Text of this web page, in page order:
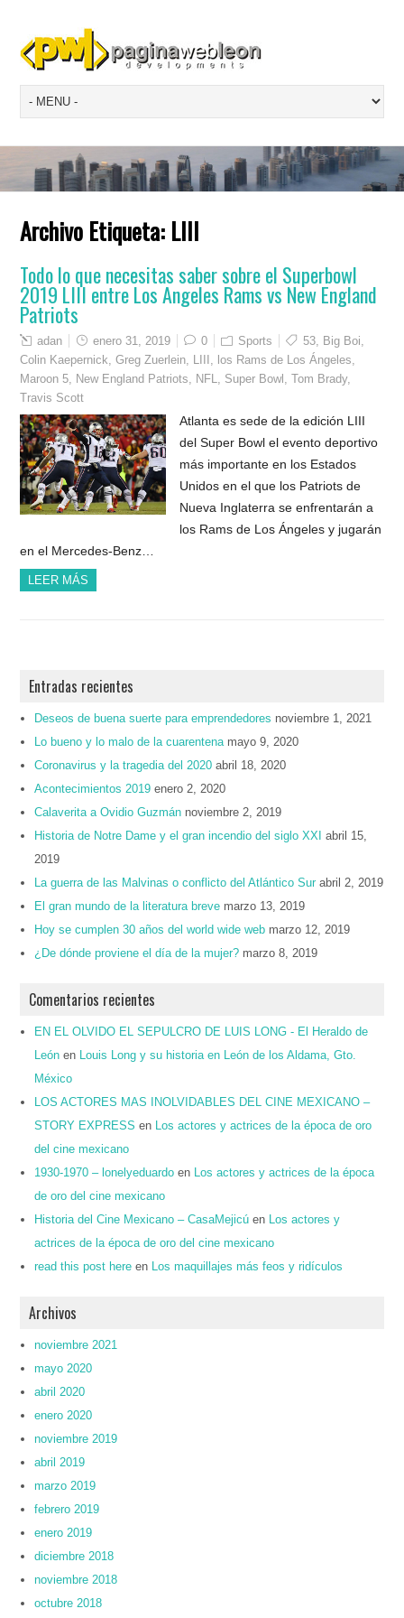
Archivo Etiqueta: LIII
Todo lo que necesitas saber sobre el Superbowl
2019 LIII entre Los Angeles Rams vs New England
Patriots
adan enero 31, 2019 0 Sports 53 Big Boi
Colin Kaepernick ,Greg Zuerlein los Rams de Los Ángeles
Maroon 5
New England Patriots NFL Super Bowl ,Tom Brady,
Travis Scott
Atlanta es sede de la edición LIII
del Super Bowl el evento deportivo
más importante en los Estados
Unidos en el que los Patriots de
Nueva Inglaterra se enfrentarán a
los Rams de Los Ángeles y jugarán
en el Mercedes-Benz…
LEER MÁS
Entradas recientes
Deseos de buena suerte para emprendedores noviembre 1, 2021
Lo bueno y lo malo de la cuarentena mayo 9, 2020
Coronavirus y la tragedia del 2020 abril 18, 2020
Acontecimientos 2019 enero 2, 2020
Calaverita a Ovidio Guzmán noviembre 2, 2019
Historia de Notre Dame y el gran incendio del siglo XXI
abril 15,
2019
La guerra de las Malvinas o conflicto del Atlántico Sur abril 2, 2019
El gran mundo de la literatura breve marzo 13, 2019
Hoy se cumplen 30 años del world wide web marzo 12, 2019
¿De dónde proviene el día de la mujer? marzo 8, 2019
Comentarios recientes
EN EL OLVIDO EL SEPULCRO DE LUIS LONG - El Heraldo de
León en
Louis Long y su historia en León de los Aldama, Gto.
México
LOS ACTORES MAS INOLVIDABLES DEL CINE MEXICANO –
STORY EXPRESS en
Los actores y actrices de la época de oro
del cine mexicano
1930-1970 – lonelyeduardo en
Los actores y actrices de la época
de oro del cine mexicano
Historia del Cine Mexicano – CasaMejicú en
Los actores y
actrices de la época de oro del cine mexicano
read this post here en Los maquillajes más feos y ridículos
Archivos
noviembre 2021
mayo 2020
abril 2020
enero 2020
noviembre 2019
abril 2019
marzo 2019
febrero 2019
enero 2019
diciembre 2018
noviembre 2018
octubre 2018